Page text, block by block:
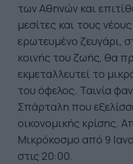
των Αθηνών και
μεσίτες και τους
ερωτευμένο ζευγάρι,
κοινής του ζωής, θα
εκμεταλλευτεί το
του όφελος. Ταινία
Σπάρταλη που
οικονομικής κρίσης.
Μικρόκοσμο από 9
στις 20:00.